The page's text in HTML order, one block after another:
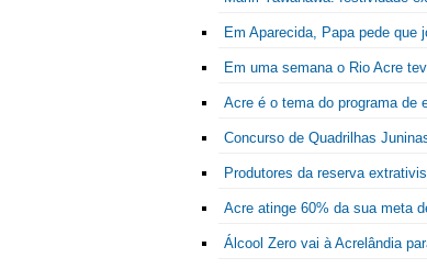
Em Aparecida, Papa pede que
Em uma semana o Rio Acre
Acre é o tema do programa de
Concurso de Quadrilhas
Produtores da reserva
Acre atinge 60% da sua meta
Álcool Zero vai à Acrelândia